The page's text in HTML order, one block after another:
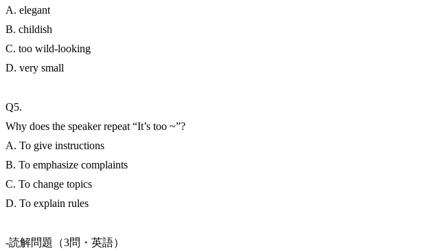
A. elegant
B. childish
C. too wild-looking
D. very small
Q5.
Why does the speaker repeat “It’s too ~”?
A. To give instructions
B. To emphasize complaints
C. To change topics
D. To explain rules
-読解問題（3問・英語）